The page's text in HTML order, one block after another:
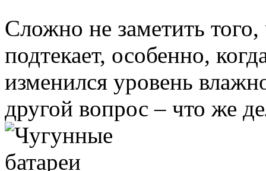
Сложно не заметить того,
подтекает, особенно,
изменился уровень
другой вопрос – что же